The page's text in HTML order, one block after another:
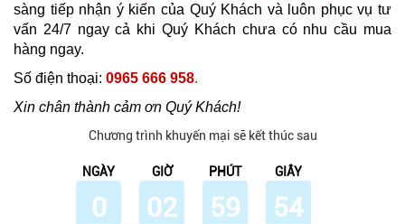
sàng tiếp nhận ý kiến của Quý Khách và luôn phục vụ tư
vấn 24/7 ngay cả khi Quý Khách chưa có nhu cầu mua
hàng ngay.
Số điện thoại: 0965 666 958.
Xin chân thành cảm ơn Quý Khách!
Chương trình khuyến mại sẽ kết thúc sau
NGÀY
0
GIỜ
02
PHÚT
59
GIÂY
53